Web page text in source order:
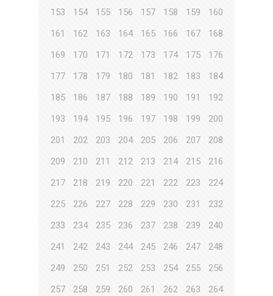
153
154 155 156 157 158 159
160
161
162 163 164 165 166 167
168
169
170 171 172 173 174 175
176
177
178 179 180 181 182 183
184
185
186 187 188 189 190 191
192
193
194 195 196 197 198 199
200
201
202 203 204 205 206 207
208
209
210 211 212 213 214 215
216
217
218 219 220 221 222 223
224
225
226 227 228 229 230 231
232
233
234 235 236 237 238 239
240
241
242 243 244 245 246 247
248
249
250 251 252 253 254 255
256
257
258 259 260 261 262 263
264